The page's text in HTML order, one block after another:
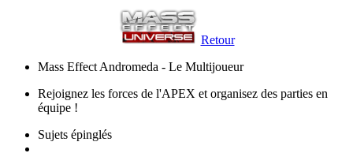
Retour
Mass Effect Andromeda - Le Multijoueur
Rejoignez les forces de l'APEX et organisez des parties en
équipe !
Sujets épinglés